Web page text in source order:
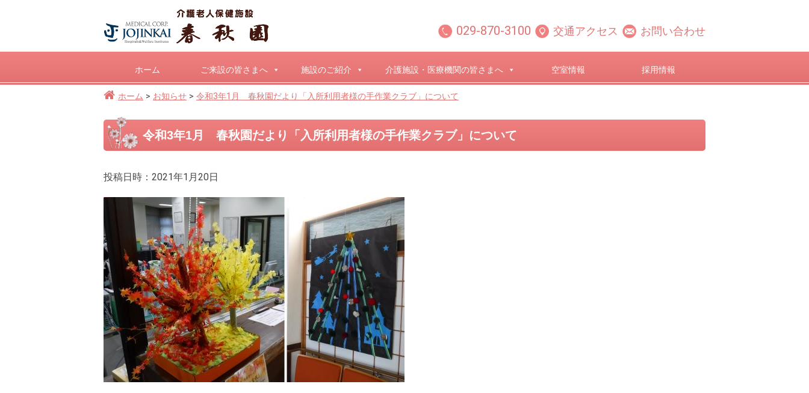
029-870-3100 交通アクセス お問い合わせ
ホーム ご来設の皆さまへ 施設のご紹介 介護施設・医療機関の皆さまへ 空室情報 採用情報
ホーム お知らせ 令和3年1月 春秋園だより「入所利用者様の手作業クラブ」について
令和3年1月 春秋園だより「入所利用者様の手作業クラブ」について
投稿日時：2021年1月20日